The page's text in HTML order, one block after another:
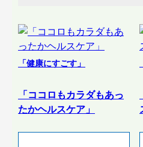
「健康にすごす」
「ココロもカラダもあっ
たかヘルスケア」